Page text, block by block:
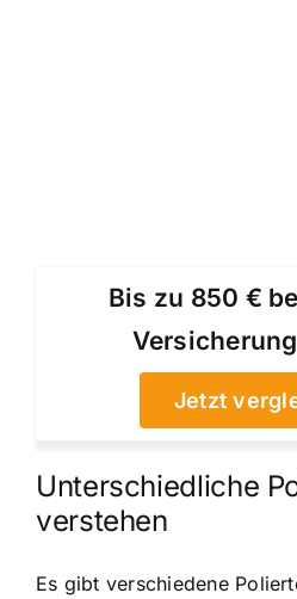
Bis zu 850 €
Jetzt
Unterschiedliche
verstehen
Es gibt verschiedene